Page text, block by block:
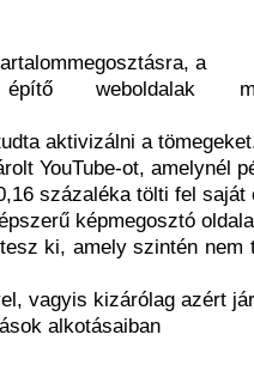
a
weboldalak
aktivizálni a
YouTube-ot, amelynél
százaléka tölti fel
képmegosztó
ki, amely szintén nem
vagyis kizárólag azért
alkotásaiban